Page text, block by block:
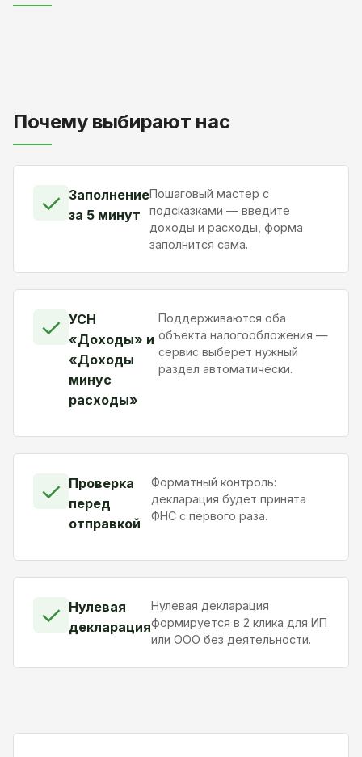
Почему выбирают нас
✓ Заполнение
за 5 минут
Пошаговый мастер с
подсказками — введите
доходы и расходы, форма
заполнится сама.
✓ УСН
«Доходы» и
«Доходы
минус
расходы»
Поддерживаются оба
объекта налогообложения —
сервис выберет нужный
раздел автоматически.
✓ Проверка
перед
отправкой
Форматный контроль:
декларация будет принята
ФНС с первого раза.
✓ Нулевая
декларация
Нулевая декларация
формируется в 2 клика для ИП
или ООО без деятельности.